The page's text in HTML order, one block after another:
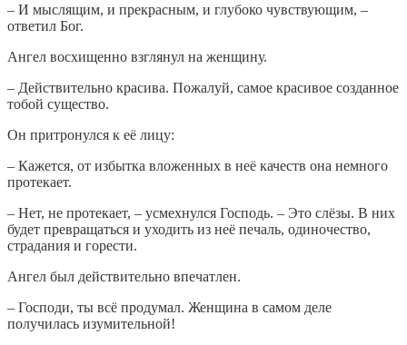
– И мыслящим, и прекрасным, и глубоко чувствующим, –
ответил Бог.
Ангел восхищенно взглянул на женщину.
– Действительно красива. Пожалуй, самое красивое созданное
тобой существо.
Он притронулся к её лицу:
– Кажется, от избытка вложенных в неё качеств она немного
протекает.
– Нет, не протекает, – усмехнулся Господь. – Это слёзы. В них
будет превращаться и уходить из неё печаль, одиночество,
страдания и горести.
Ангел был действительно впечатлен.
– Господи, ты всё продумал. Женщина в самом деле
получилась изумительной!